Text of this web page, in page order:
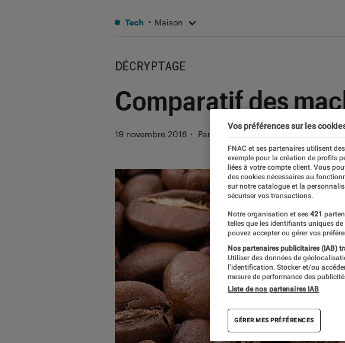
Tech Maison
DÉCRYPTAGE
Comparatif des
19 novembre 2018 ・ Par Christophe RM
Vos préférences sur les
FNAC et ses partenaires utilisent
exemple pour la création de profils
liées à votre compte client. Vous
des cookies nécessaires au
sur notre catalogue et la
sécuriser vos transactions.
Notre organisation et ses 421
telles que les identifiants uniques
pouvez accepter ou gérer vos
Nos partenaires publicitaires (IAB)
Utiliser des données de
l’identification. Stocker et/ou
mesure de performance des
Liste de nos partenaires IAB
GÉRER MES PRÉFÉRENCES